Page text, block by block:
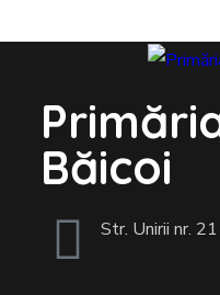
Băicoi
Str. Unirii nr. 21